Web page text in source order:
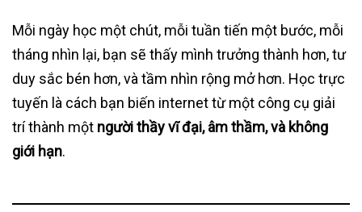
Mỗi ngày học một chút, mỗi tuần tiến một bước, mỗi
tháng nhìn lại, bạn sẽ thấy mình trưởng thành hơn, tư
duy sắc bén hơn, và tầm nhìn rộng mở hơn. Học trực
tuyến là cách bạn biến internet từ một công cụ giải
trí thành một người thầy vĩ đại, âm thầm, và không
giới hạn.